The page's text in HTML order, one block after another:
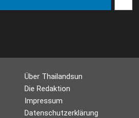
Über Thailandsun
Die Redaktion
Impressum
Datenschutzerklärung